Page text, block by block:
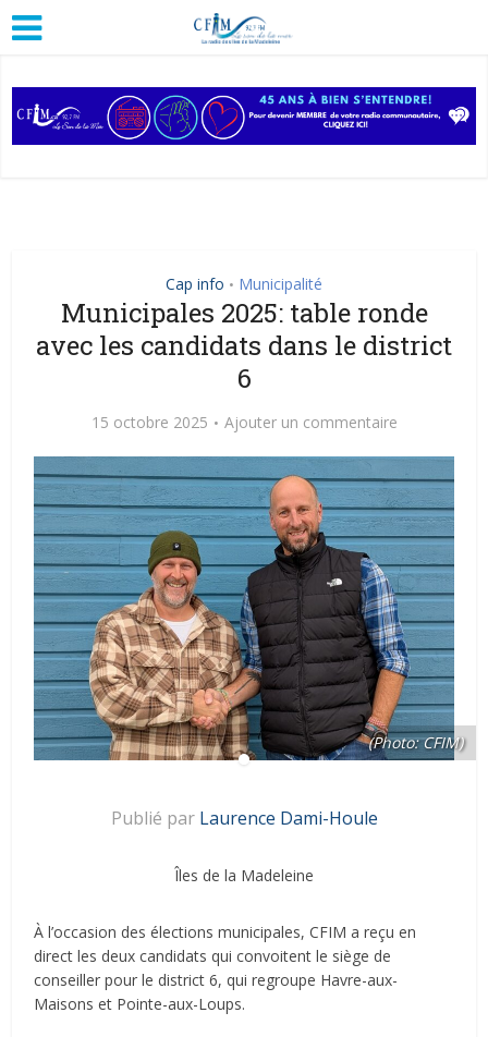
Cap info • Municipalité
Municipales 2025: table ronde
avec les candidats dans le district
6
15 octobre 2025 Ajouter un commentaire
(Photo: CFIM)
Publié par Laurence Dami-Houle
Îles de la Madeleine
À l’occasion des élections municipales, CFIM a reçu en
direct les deux candidats qui convoitent le siège de
conseiller pour le district 6, qui regroupe Havre-aux-
Maisons et Pointe-aux-Loups.